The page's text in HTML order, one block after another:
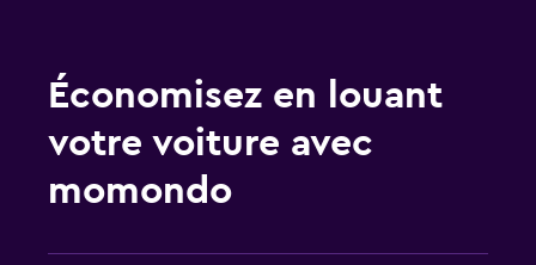
Économisez en louant
votre voiture avec
momondo